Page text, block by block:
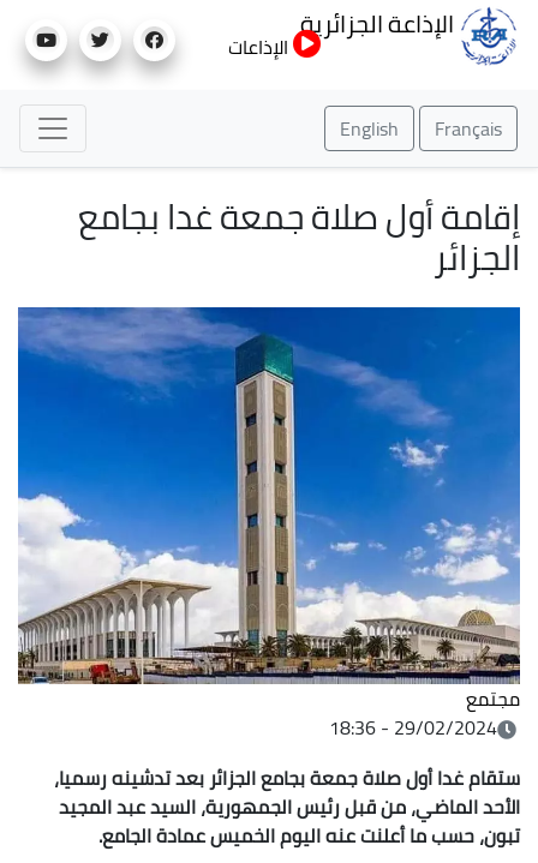
إلى
الإذاعة الجزائرية
الإذاعات
Français
English
إقامة أول صلاة جمعة غدا بجامع
الجزائر
مجتمع
29/02/2024 - 18:36
ستقام غدا أول صلاة جمعة بجامع الجزائر بعد تدشينه رسميا،
الأحد الماضي، من قبل رئيس الجمهورية، السيد عبد المجيد
تبون، حسب ما أعلنت عنه اليوم الخميس عمادة الجامع.